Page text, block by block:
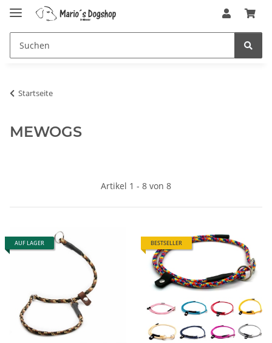
Startseite
MEWOGS
Artikel 1 - 8 von 8
AUF LAGER BESTSELLER